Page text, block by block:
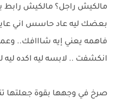
مالكيش راجل؟ مالكيش رابط
بعضك ليه عاد حاسس اني
فاهمه يعني إيه شااافك..
انكشفت .. لابسه ليه اكده ليه
صرخ في وجهها بقوة جعلتها